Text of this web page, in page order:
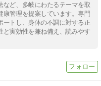
ど、多岐にわたるテーマを取
康管理を提案しています。専門
ートし、身体の不調に対する正
と実効性を兼ね備え、読みやす